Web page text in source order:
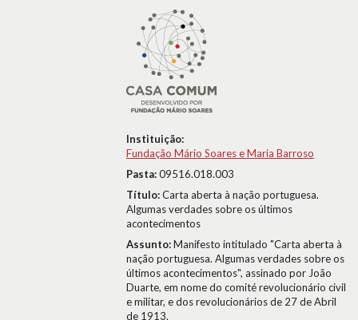
Instituição:
Fundação Mário Soares e Maria Barroso
Pasta:09516.018.003
Título:Carta aberta à nação portuguesa.
Algumas verdades sobre os últimos
acontecimentos
Assunto:Manifesto intitulado "Carta aberta à
nação portuguesa. Algumas verdades sobre os
últimos acontecimentos", assinado por João
Duarte, em nome do comité revolucionário civil
e militar, e dos revolucionários de 27 de Abril
de 1913.